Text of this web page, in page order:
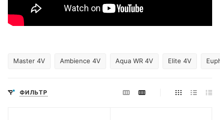
Master 4V Ambience 4V Aqua WR 4V Elite 4V
ФИЛЬТР